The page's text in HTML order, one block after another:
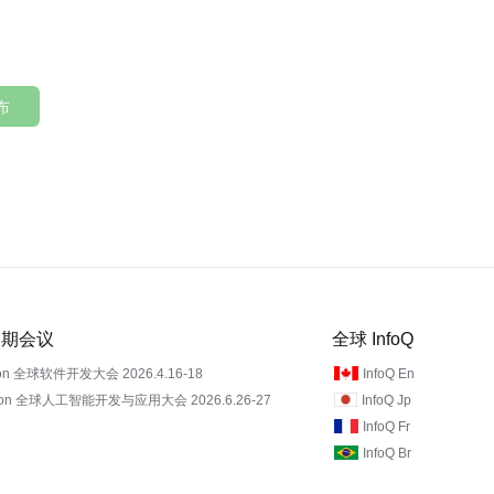
会议
全球软件开发大会 2026.4.16-18
全球人工智能开发与应用大会 2026.6.26-27
全球 InfoQ
InfoQ En
InfoQ Jp
InfoQ Fr
InfoQ Br